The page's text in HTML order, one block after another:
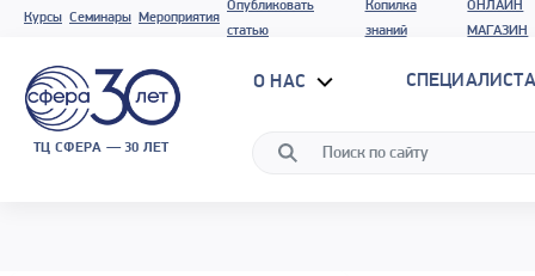
Курсы Семинары Мероприятия
Опубликовать
статью
Копилка
знаний
ОНЛАЙН
МАГАЗИН
ТЦ СФЕРА — 30 ЛЕТ
О НАС